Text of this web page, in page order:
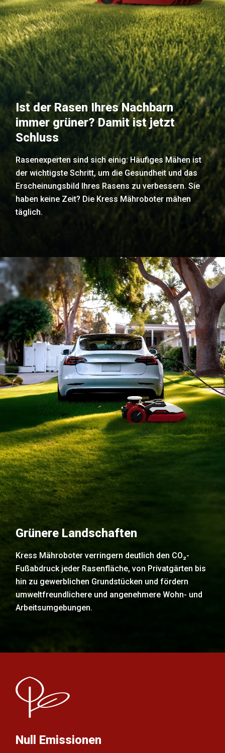
Ist der Rasen Ihres Nachbarn
immer grüner? Damit ist jetzt
Schluss
Rasenexperten sind sich einig: Häufiges Mähen ist
der wichtigste Schritt, um die Gesundheit und das
Erscheinungsbild Ihres Rasens zu verbessern. Sie
haben keine Zeit? Die Kress Mähroboter mähen
täglich.
Grünere Landschaften
Kress Mähroboter verringern deutlich den CO₂-
Fußabdruck jeder Rasenfläche, von Privatgärten bis
hin zu gewerblichen Grundstücken und fördern
umweltfreundlichere und angenehmere Wohn- und
Arbeitsumgebungen.
Null Emissionen